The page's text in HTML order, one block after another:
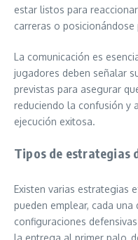
estar listos para
carreras o posicionándose
La comunicación es
jugadores deben señalar
previstas para asegurar
reduciendo la confusión y
ejecución exitosa.
Tipos de estrategias
Existen varias estrategias
pueden emplear, cada
configuraciones
la entrega al primer palo,